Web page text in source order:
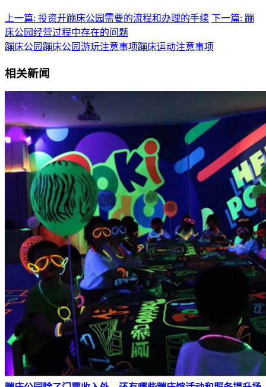
上一篇: 投资开蹦床公园需要的流程和办理的手续 下一篇: 蹦
床公园经营过程中存在的问题
蹦床公园 蹦床公园游玩注意事项蹦床运动注意事项
相关新闻